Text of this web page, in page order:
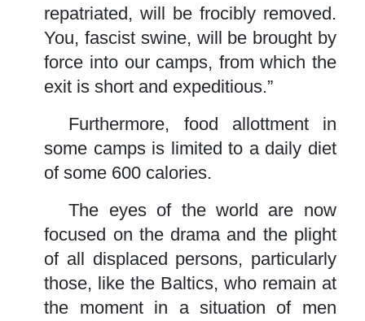
repatriated, will be frocibly removed.
You, fascist swine, will be brought by
force into our camps, from which the
exit is short and expeditious.”
Furthermore, food allottment in
some camps is limited to a daily diet
of some 600 calories.
The eyes of the world are now
focused on the drama and the plight
of all displaced persons, particularly
those, like the Baltics, who remain at
the moment in a situation of men